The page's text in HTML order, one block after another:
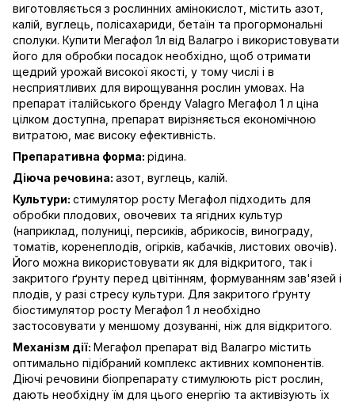
виготовляється з рослинних амінокислот, містить азот,
калій, вуглець, полісахариди, бетаїн та прогормональні
сполуки. Купити Мегафол 1л від Валагро і використовувати
його для обробки посадок необхідно, щоб отримати
щедрий урожай високої якості, у тому числі і в
несприятливих для вирощування рослин умовах. На
препарат італійського бренду Valagro Мегафол 1 л ціна
цілком доступна, препарат вирізняється економічною
витратою, має високу ефективність.
Препаративна форма: рідина.
Діюча речовина: азот, вуглець, калій.
Культури: стимулятор росту Мегафол підходить для
обробки плодових, овочевих та ягідних культур
(наприклад, полуниці, персиків, абрикосів, винограду,
томатів, коренеплодів, огірків, кабачків, листових овочів).
Його можна використовувати як для відкритого, так і
закритого ґрунту перед цвітінням, формуванням зав'язей і
плодів, у разі стресу культури. Для закритого ґрунту
біостимулятор росту Мегафол 1 л необхідно
застосовувати у меншому дозуванні, ніж для відкритого.
Механізм дії: Мегафол препарат від Валагро містить
оптимально підібраний комплекс активних компонентів.
Діючі речовини біопрепарату стимулюють ріст рослин,
дають необхідну їм для цього енергію та активізують їх